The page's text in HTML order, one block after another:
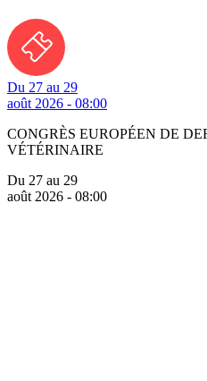
Du 27 au 29
août 2026 - 08:00
CONGRÈS EUROPÉEN DE
VÉTÉRINAIRE
Du 27 au 29
août 2026 - 08:00